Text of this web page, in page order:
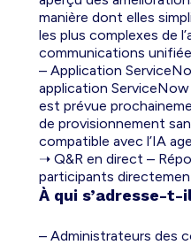
manière dont elles
les plus complexes de
communications
– Application
application
est prévue
de provisionnement
compatible avec l’IA
➝ Q&R en direct –
participants
À qui s’adresse-t-
– Administrateurs des